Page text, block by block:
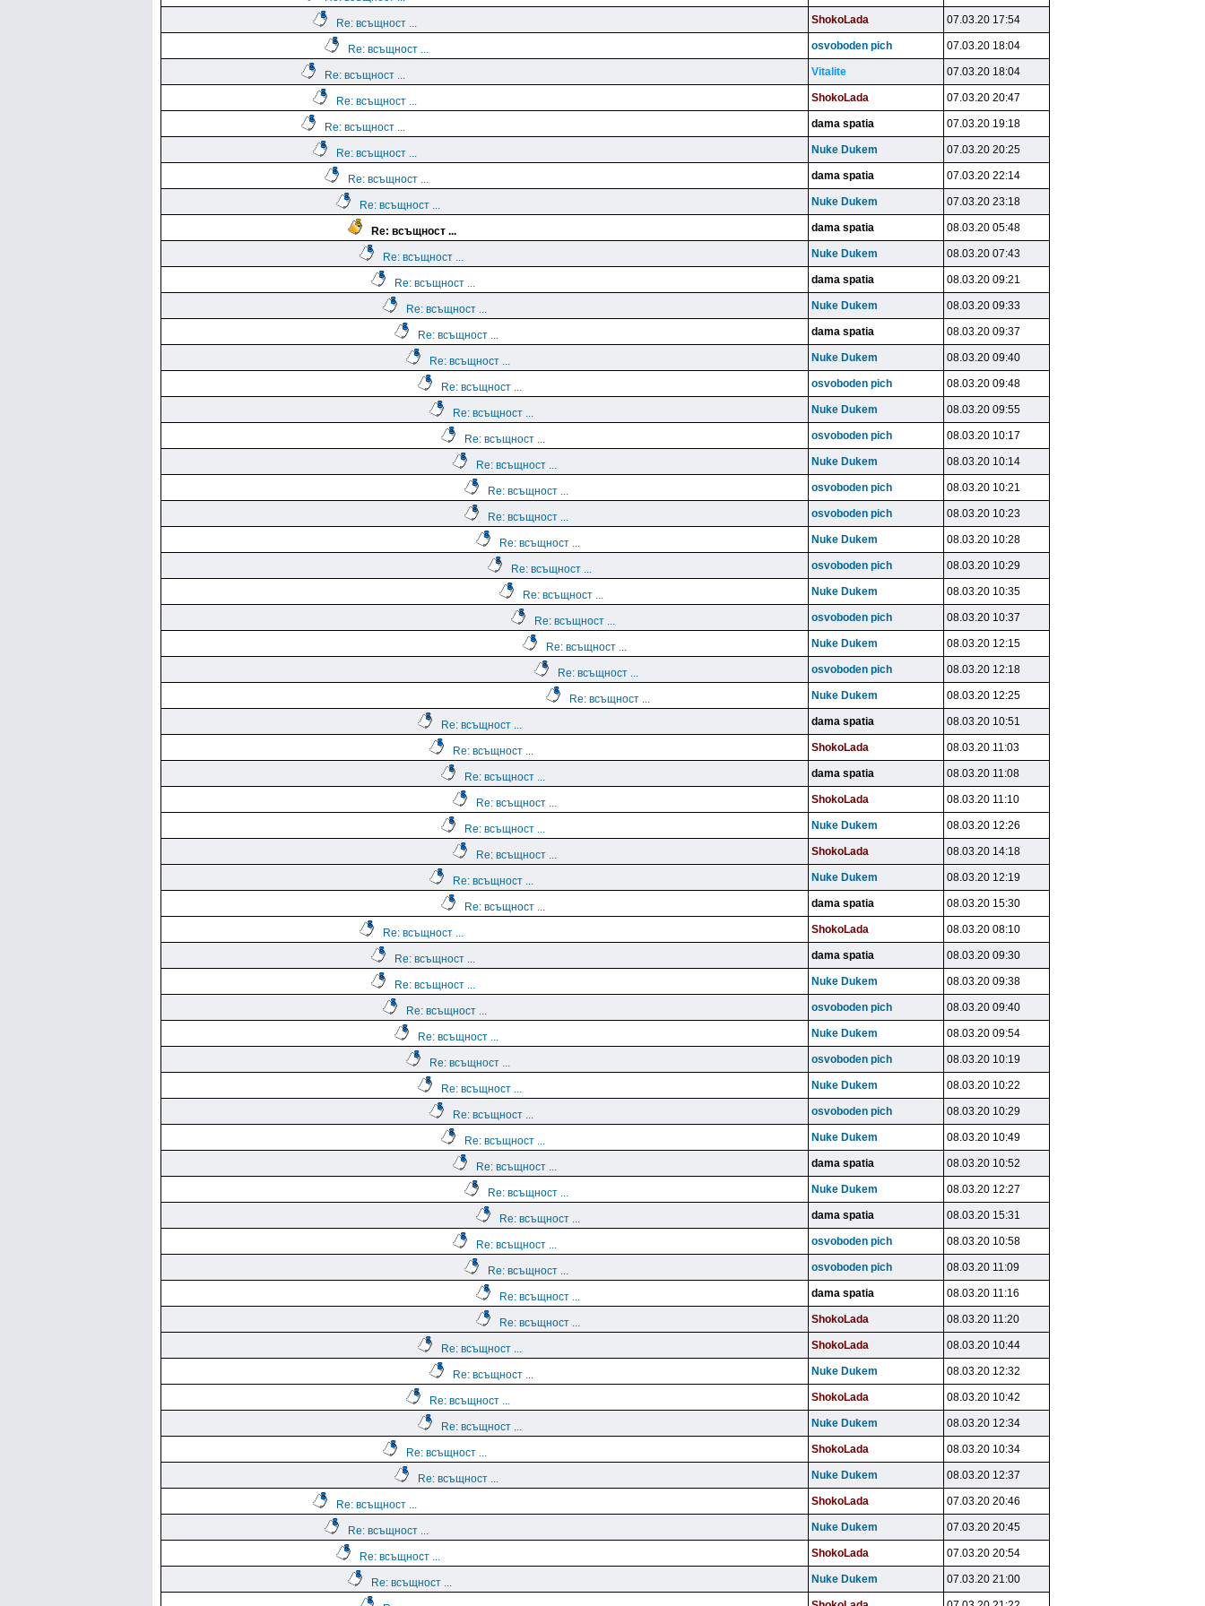
Re: всъщност ... ShokoLada 07.03.20 17:54
Re: всъщност ... osvoboden pich 07.03.20 18:04
Re: всъщност ... Vitalite 07.03.20 18:04
Re: всъщност ... ShokoLada 07.03.20 20:47
Re: всъщност ... dama spatia 07.03.20 19:18
Re: всъщност ... Nuke Dukem 07.03.20 20:25
Re: всъщност ... dama spatia 07.03.20 22:14
Re: всъщност ... Nuke Dukem 07.03.20 23:18
Re: всъщност ... dama spatia 08.03.20 05:48
Re: всъщност ... Nuke Dukem 08.03.20 07:43
Re: всъщност ... dama spatia 08.03.20 09:21
Re: всъщност ... Nuke Dukem 08.03.20 09:33
Re: всъщност ... dama spatia 08.03.20 09:37
Re: всъщност ... Nuke Dukem 08.03.20 09:40
Re: всъщност ... osvoboden pich 08.03.20 09:48
Re: всъщност ... Nuke Dukem 08.03.20 09:55
Re: всъщност ... osvoboden pich 08.03.20 10:17
Re: всъщност ... Nuke Dukem 08.03.20 10:14
Re: всъщност ... osvoboden pich 08.03.20 10:21
Re: всъщност ... osvoboden pich 08.03.20 10:23
Re: всъщност ... Nuke Dukem 08.03.20 10:28
Re: всъщност ... osvoboden pich 08.03.20 10:29
Re: всъщност ... Nuke Dukem 08.03.20 10:35
Re: всъщност ... osvoboden pich 08.03.20 10:37
Re: всъщност ... Nuke Dukem 08.03.20 12:15
Re: всъщност ... osvoboden pich 08.03.20 12:18
Re: всъщност ... Nuke Dukem 08.03.20 12:25
Re: всъщност ... dama spatia 08.03.20 10:51
Re: всъщност ... ShokoLada 08.03.20 11:03
Re: всъщност ... dama spatia 08.03.20 11:08
Re: всъщност ... ShokoLada 08.03.20 11:10
Re: всъщност ... Nuke Dukem 08.03.20 12:26
Re: всъщност ... ShokoLada 08.03.20 14:18
Re: всъщност ... Nuke Dukem 08.03.20 12:19
Re: всъщност ... dama spatia 08.03.20 15:30
Re: всъщност ... ShokoLada 08.03.20 08:10
Re: всъщност ... dama spatia 08.03.20 09:30
Re: всъщност ... Nuke Dukem 08.03.20 09:38
Re: всъщност ... osvoboden pich 08.03.20 09:40
Re: всъщност ... Nuke Dukem 08.03.20 09:54
Re: всъщност ... osvoboden pich 08.03.20 10:19
Re: всъщност ... Nuke Dukem 08.03.20 10:22
Re: всъщност ... osvoboden pich 08.03.20 10:29
Re: всъщност ... Nuke Dukem 08.03.20 10:49
Re: всъщност ... dama spatia 08.03.20 10:52
Re: всъщност ... Nuke Dukem 08.03.20 12:27
Re: всъщност ... dama spatia 08.03.20 15:31
Re: всъщност ... osvoboden pich 08.03.20 10:58
Re: всъщност ... osvoboden pich 08.03.20 11:09
Re: всъщност ... dama spatia 08.03.20 11:16
Re: всъщност ... ShokoLada 08.03.20 11:20
Re: всъщност ... ShokoLada 08.03.20 10:44
Re: всъщност ... Nuke Dukem 08.03.20 12:32
Re: всъщност ... ShokoLada 08.03.20 10:42
Re: всъщност ... Nuke Dukem 08.03.20 12:34
Re: всъщност ... ShokoLada 08.03.20 10:34
Re: всъщност ... Nuke Dukem 08.03.20 12:37
Re: всъщност ... ShokoLada 07.03.20 20:46
Re: всъщност ... Nuke Dukem 07.03.20 20:45
Re: всъщност ... ShokoLada 07.03.20 20:54
Re: всъщност ... Nuke Dukem 07.03.20 21:00